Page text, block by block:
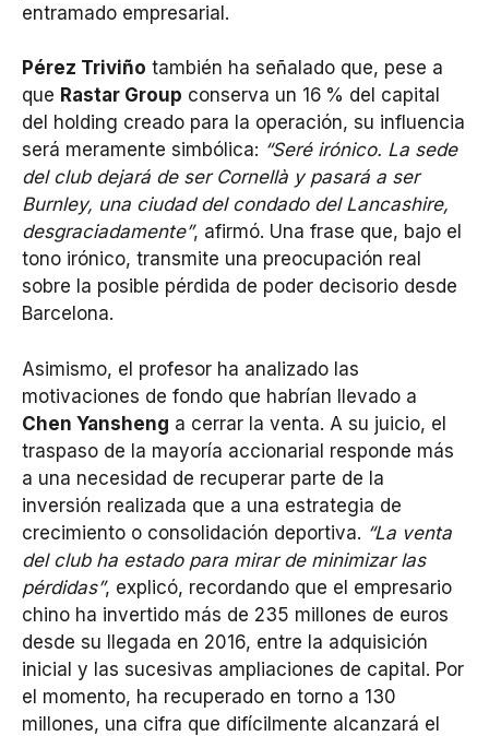
entramado empresarial.
Pérez Triviño también ha señalado que, pese a
que Rastar Group conserva un 16 % del capital
del holding creado para la operación, su influencia
será meramente simbólica: “Seré irónico. La sede
del club dejará de ser Cornellà y pasará a ser
Burnley, una ciudad del condado del Lancashire,
desgraciadamente”, afirmó. Una frase que, bajo el
tono irónico, transmite una preocupación real
sobre la posible pérdida de poder decisorio desde
Barcelona.
Asimismo, el profesor ha analizado las
motivaciones de fondo que habrían llevado a
Chen Yansheng a cerrar la venta. A su juicio, el
traspaso de la mayoría accionarial responde más
a una necesidad de recuperar parte de la
inversión realizada que a una estrategia de
crecimiento o consolidación deportiva. “La venta
del club ha estado para mirar de minimizar las
pérdidas”, explicó, recordando que el empresario
chino ha invertido más de 235 millones de euros
desde su llegada en 2016, entre la adquisición
inicial y las sucesivas ampliaciones de capital. Por
el momento, ha recuperado en torno a 130
millones, una cifra que difícilmente alcanzará el